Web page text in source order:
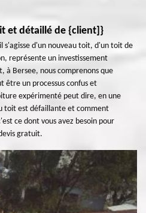
et détaillé de {client]}
d'un nouveau toit, d'un toit de
représente un investissement
Bersee, nous comprenons que
être un processus confus et
expérimenté peut dire, en une
toit est défaillante et comment
ce dont vous avez besoin pour
gratuit.